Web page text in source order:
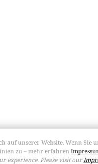
auf unserer Website. Wenn Sie
zu – mehr erfahren
experience. Please visit our